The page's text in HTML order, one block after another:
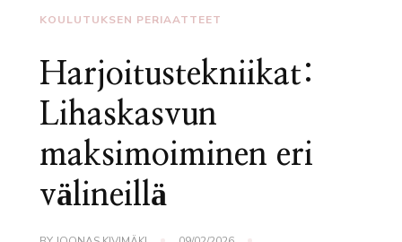
KOULUTUKSEN PERIAATTEET
Harjoitustekniikat:
Lihaskasvun
maksimoiminen eri
välineillä